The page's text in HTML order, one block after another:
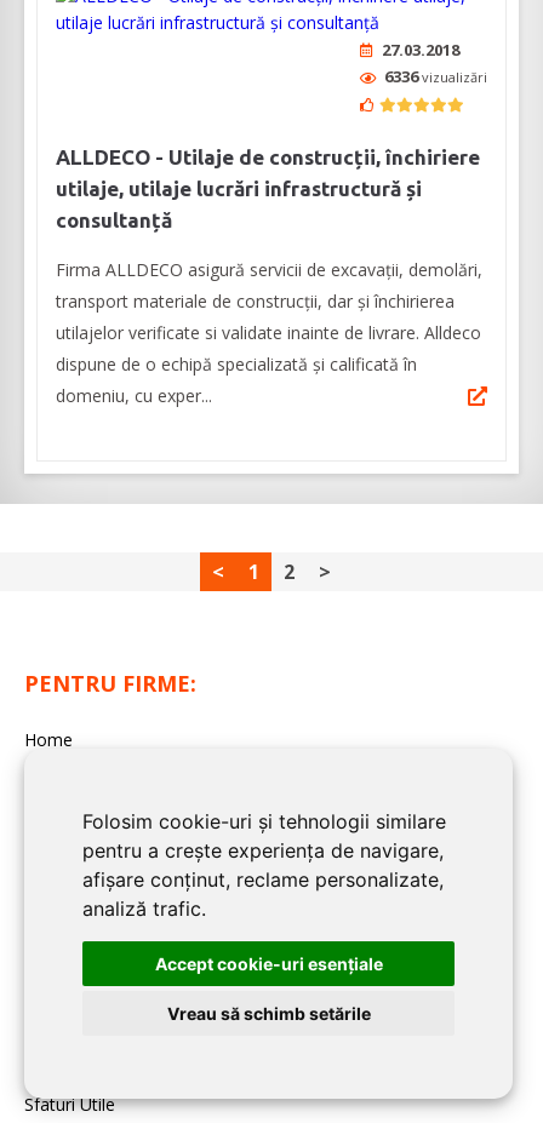
Folosim cookie-uri și tehnologii similare
pentru a crește experiența de navigare,
afișare conținut, reclame personalizate,
analiză trafic.
Accept cookie-uri esenţiale
Vreau să schimb setările
27.03.2018
6336vizualizări
ALLDECO - Utilaje de construcții, închiriere
utilaje, utilaje lucrări infrastructură și
consultanță
Firma ALLDECO asigură servicii de excavații, demolări,
transport materiale de construcții, dar și închirierea
utilajelor verificate si validate inainte de livrare. Alldeco
dispune de o echipă specializată și calificată în
domeniu, cu exper...
< 1 2 >
PENTRU FIRME:
Home
Înscriere firmă în TIMIS CONSTRUCT
Contact redacția TIMIS CONSTRUCT
Noutati
Sfaturi Utile